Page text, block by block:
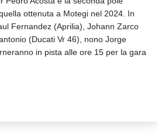
ottenuta a Motegi nel 2024. In
Fernandez (Aprilia), Johann Zarco
(Ducati Vr 46), nono Jorge
in pista alle ore 15 per la gara